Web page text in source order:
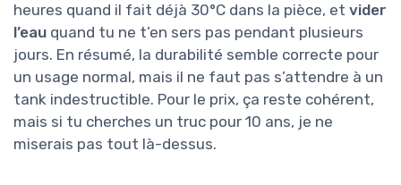
heures quand il fait déjà 30°C dans la pièce, et vider
l’eau quand tu ne t’en sers pas pendant plusieurs
jours. En résumé, la durabilité semble correcte pour
un usage normal, mais il ne faut pas s’attendre à un
tank indestructible. Pour le prix, ça reste cohérent,
mais si tu cherches un truc pour 10 ans, je ne
miserais pas tout là-dessus.